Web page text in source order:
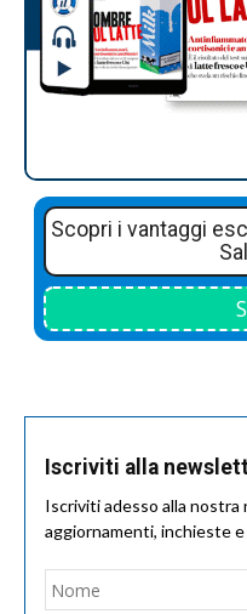
Scopri i vantaggi
Iscriviti alla
Iscriviti adesso alla
aggiornamenti, inchieste
Nome